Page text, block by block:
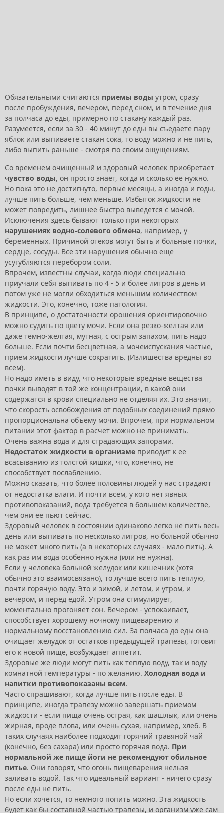
Обязательными считаются приемы воды утром, сразу
после пробуждения, вечером, перед сном, и в течение дня
за полчаса до еды, примерно по стакану каждый раз.
Разумеется, если за 30 - 40 минут до еды вы съедаете пару
яблок или выпиваете стакан сока, то воду можно и не пить,
либо выпить раньше - смотря по своим ощущениям.
Со временем очищенный и здоровый человек приобретает
чувство воды, он просто знает, когда и сколько ее нужно.
Но пока это не достигнуто, первые месяцы, а иногда и годы,
лучше пить больше, чем меньше. Избыток жидкости не
может повредить, лишнее быстро выведется с мочой.
Исключения здесь бывают только при некоторых
нарушениях водно-солевого обмена, например, у
беременных. Причиной отеков могут быть и больные почки,
сердце, сосуды. Все эти нарушения обычно еще
усугубляются перебором соли.
Впрочем, известны случаи, когда люди специально
приучали себя выпивать по 4 - 5 и более литров в день и
потом уже не могли обходиться меньшим количеством
жидкости. Это, конечно, тоже патология.
В принципе, о достаточности орошения ориентировочно
можно судить по цвету мочи. Если она резко-желтая или
даже темно-желтая, мутная, с острым запахом, пить надо
больше. Если почти бесцветная, а мочеиспускания частые,
прием жидкости лучше сократить. (Излишества вредны во
всем).
Но надо иметь в виду, что некоторые вредные вещества
почки выводят в той же концентрации, в какой они
содержатся в крови специально не отделяя их. Это значит,
что скорость освобождения от подобных соединений прямо
пропорциональна объему мочи. Впрочем, при нормальном
питании этот фактор в расчет можно не принимать.
Очень важна вода и для страдающих запорами.
Недостаток жидкости в организме приводит к ее
всасыванию из толстой кишки, что, конечно, не
способствует послаблению.
Можно сказать, что более половины людей у нас страдают
от недостатка влаги. И почти всем, у кого нет явных
противопоказаний, вода требуется в большем количестве,
чем они ее пьют сейчас.
Здоровый человек в состоянии одинаково легко не пить весь
день или выпивать по несколько литров, но больной обычно
не может много пить (а в некоторых случаях - мало пить). А
как раз им вода особенно нужна (или не нужна).
Если у человека больной желудок или кишечник (хотя
обычно это взаимосвязано), то лучше всего пить теплую,
почти горячую воду. Это и зимой, и летом, и утром, и
вечером, и перед едой. Утром она стимулирует,
моментально прогоняет сон. Вечером - успокаивает,
способствует хорошему ночному пищеварению и
нормальному восстановлению сил. За полчаса до еды она
очищает желудок от остатков предыдущей трапезы, готовит
его к новой пище, возбуждает аппетит.
Здоровые же люди могут пить как теплую воду, так и воду
комнатной температуры - по желанию. Холодная вода и
напитки противопоказаны всем.
Часто спрашивают, когда лучше пить после еды. В
принципе, иногда трапезу можно завершать приемом
жидкости - если пища очень острая, как шашлык, или очень
жирная, вроде плова, или очень сухая, например, хлеб. В
таких случаях наиболее подходит горячий травяной чай
(конечно, без сахара) или просто горячая вода. При
нормальной же пище йоги не рекомендуют обильное
питье. Они говорят, что огонь пищеварения нельзя
заливать водой. Так что идеальный вариант - ничего сразу
после еды не пить.
Но если хочется, то немного попить можно. Эта жидкость
будет как бы составной частью трапезы, и организм уже сам